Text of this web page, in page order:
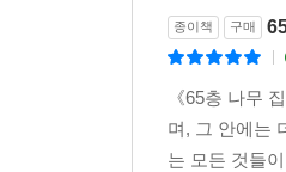
종이책 구매
《65층 나무
며, 그 안에는
는 모든 것들